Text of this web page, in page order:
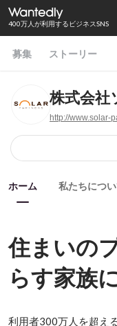
400万人が利用するビジネスSNS
募集 ストーリー
株式会社
http://www.solar-
ホーム 私たちにつ
住まいの
らす家族
利用者300万人を超え